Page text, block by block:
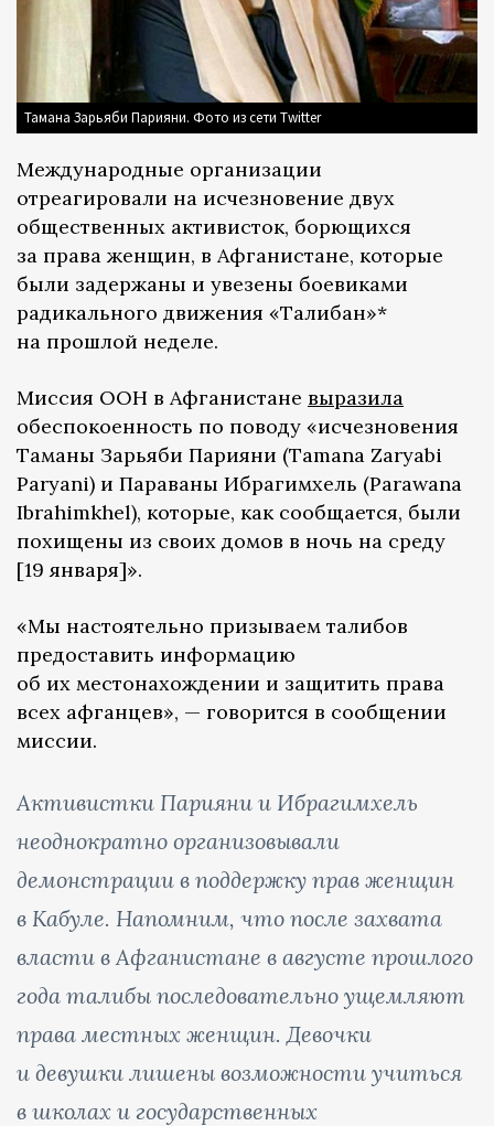
Тамана Зарьяби Парияни. Фото из сети Twitter
Международные организации
отреагировали на исчезновение двух
общественных активисток, борющихся
за права женщин, в Афганистане, которые
были задержаны и увезены боевиками
радикального движения «Талибан»*
на прошлой неделе.
Миссия ООН в Афганистане выразила
обеспокоенность по поводу «исчезновения
Таманы Зарьяби Парияни (Tamana Zaryabi
Paryani) и Параваны Ибрагимхель (Parawana
Ibrahimkhel), которые, как сообщается, были
похищены из своих домов в ночь на среду
[19 января]».
«Мы настоятельно призываем талибов
предоставить информацию
об их местонахождении и защитить права
всех афганцев», — говорится в сообщении
миссии.
Активистки Парияни и Ибрагимхель
неоднократно организовывали
демонстрации в поддержку прав женщин
в Кабуле. Напомним, что после захвата
власти в Афганистане в августе прошлого
года талибы последовательно ущемляют
права местных женщин. Девочки
и девушки лишены возможности учиться
в школах и государственных